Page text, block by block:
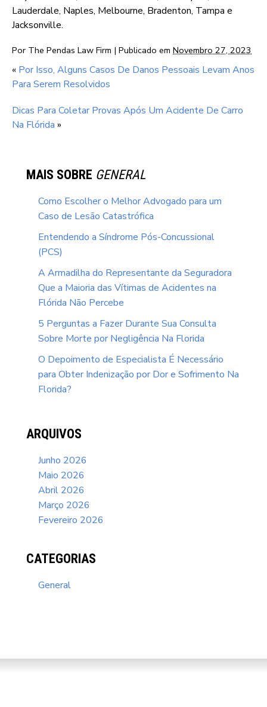
Lauderdale, Naples, Melbourne, Bradenton, Tampa e
Jacksonville.
Por The Pendas Law Firm | Publicado em Novembro 27, 2023
« Por Isso, Alguns Casos De Danos Pessoais Levam Anos
Para Serem Resolvidos
Dicas Para Coletar Provas Após Um Acidente De Carro
Na Flórida »
MAIS SOBRE GENERAL
Como Escolher o Melhor Advogado para um
Caso de Lesão Catastrófica
Entendendo a Síndrome Pós-Concussional
(PCS)
A Armadilha do Representante da Seguradora
Que a Maioria das Vítimas de Acidentes na
Flórida Não Percebe
5 Perguntas a Fazer Durante Sua Consulta
Sobre Morte por Negligência Na Florida
O Depoimento de Especialista É Necessário
para Obter Indenização por Dor e Sofrimento Na
Florida?
ARQUIVOS
Junho 2026
Maio 2026
Abril 2026
Março 2026
Fevereiro 2026
CATEGORIAS
General